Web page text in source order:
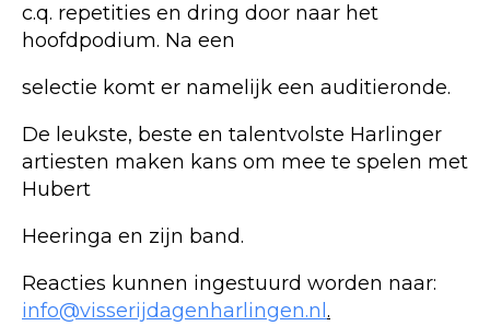
c.q. repetities en dring door naar het
hoofdpodium. Na een
selectie komt er namelijk een auditieronde.
De leukste, beste en talentvolste Harlinger
artiesten maken kans om mee te spelen met
Hubert
Heeringa en zijn band.
Reacties kunnen ingestuurd worden naar:
info@visserijdagenharlingen.nl .